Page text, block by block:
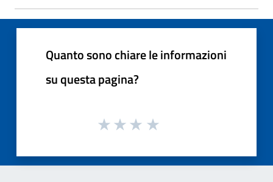
Quanto sono chiare le informazioni
su questa pagina?